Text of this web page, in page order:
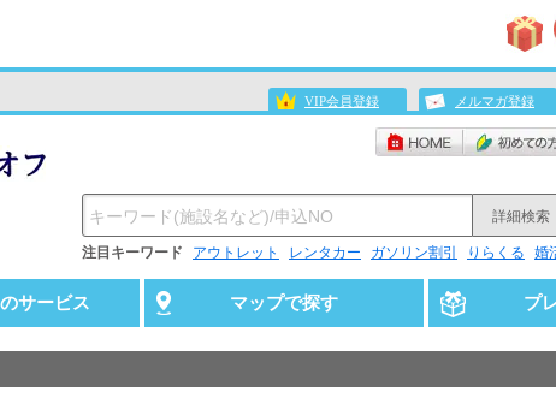
VIP会員登録 メルマガ登録
詳細検索
注目キーワード アウトレット レンタカー ガソリン割引 りらくる 婚
サービス マップで探す プ